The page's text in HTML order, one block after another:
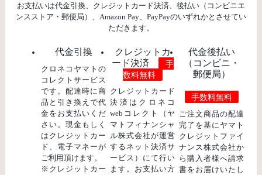
お支払いは代金引換、クレジットカード決済、後払い（コンビニエ
ンスストア・郵便局）、Amazon Pay、PayPayのいずれかとさせてい
ただきます。
代金引換
クロネコヤマトの
コレクトサービス
です。配達時に商
品と引き換えで代
金をお支払いくだ
さい。現金もしく
はクレジットカー
ド、電子マネーが
ご利用頂けます。
※クレジットカー
クレジットカ
ード決済
手
数料無料
クレジットカード
決済はクロネコ
webコレクト（ヤ
マトフィナンシャ
ル株式会社が運営
するネット決済サ
ービス）にて行い
ます。お支払い方
代金後払い
（コンビニ・
郵便局）
手数料無料
ご注文商品の配達
完了を基にヤマト
クレジットファイ
ナンス株式会社か
ら購入者様へ請求
書をお届けいたし